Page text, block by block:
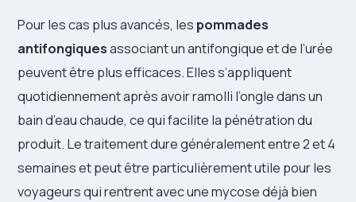
Pour les cas plus avancés, les pommades
antifongiquesassociant un antifongique et de l’urée
peuvent être plus efficaces. Elles s’appliquent
quotidiennement après avoir ramolli l’ongle dans un
bain d’eau chaude, ce qui facilite la pénétration du
produit. Le traitement dure généralement entre 2 et 4
semaines et peut être particulièrement utile pour les
voyageurs qui rentrent avec une mycose déjà bien